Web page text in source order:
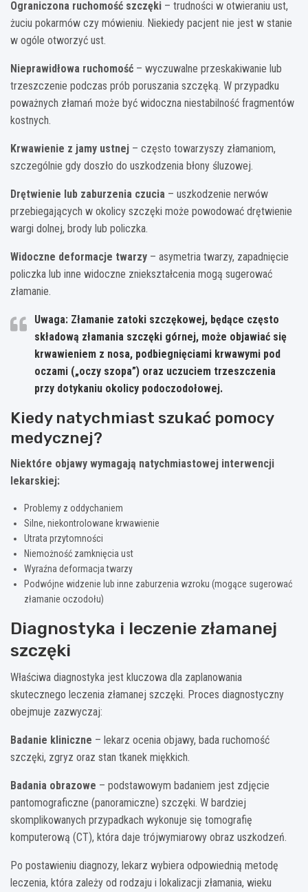
Ograniczona ruchomość szczęki – trudności w otwieraniu ust,
żuciu pokarmów czy mówieniu. Niekiedy pacjent nie jest w stanie
w ogóle otworzyć ust.
Nieprawidłowa ruchomość – wyczuwalne przeskakiwanie lub
trzeszczenie podczas prób poruszania szczęką. W przypadku
poważnych złamań może być widoczna niestabilność fragmentów
kostnych.
Krwawienie z jamy ustnej – często towarzyszy złamaniom,
szczególnie gdy doszło do uszkodzenia błony śluzowej.
Drętwienie lub zaburzenia czucia – uszkodzenie nerwów
przebiegających w okolicy szczęki może powodować drętwienie
wargi dolnej, brody lub policzka.
Widoczne deformacje twarzy – asymetria twarzy, zapadnięcie
policzka lub inne widoczne zniekształcenia mogą sugerować
złamanie.
Uwaga: Złamanie zatoki szczękowej, będące często
składową złamania szczęki górnej, może objawiać się
krwawieniem z nosa, podbiegnięciami krwawymi pod
oczami („oczy szopa”) oraz uczuciem trzeszczenia
przy dotykaniu okolicy podoczodołowej.
Kiedy natychmiast szukać pomocy
medycznej?
Niektóre objawy wymagają natychmiastowej interwencji
lekarskiej:
Problemy z oddychaniem
Silne, niekontrolowane krwawienie
Utrata przytomności
Niemożność zamknięcia ust
Wyraźna deformacja twarzy
Podwójne widzenie lub inne zaburzenia wzroku (mogące sugerować
złamanie oczodołu)
Diagnostyka i leczenie złamanej
szczęki
Właściwa diagnostyka jest kluczowa dla zaplanowania
skutecznego leczenia złamanej szczęki. Proces diagnostyczny
obejmuje zazwyczaj:
Badanie kliniczne – lekarz ocenia objawy, bada ruchomość
szczęki, zgryz oraz stan tkanek miękkich.
Badania obrazowe – podstawowym badaniem jest zdjęcie
pantomograficzne (panoramiczne) szczęki. W bardziej
skomplikowanych przypadkach wykonuje się tomografię
komputerową (CT), która daje trójwymiarowy obraz uszkodzeń.
Po postawieniu diagnozy, lekarz wybiera odpowiednią metodę
leczenia, która zależy od rodzaju i lokalizacji złamania, wieku